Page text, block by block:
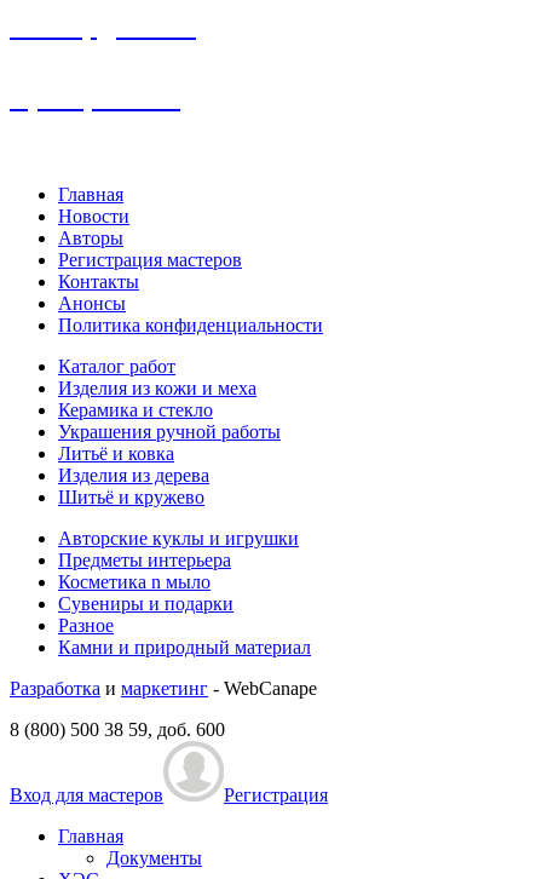
Главная
Новости
Авторы
Регистрация мастеров
Контакты
Анонсы
Политика конфиденциальности
Каталог работ
Изделия из кожи и меха
Керамика и стекло
Украшения ручной работы
Литьё и ковка
Изделия из дерева
Шитьё и кружево
Авторские куклы и игрушки
Предметы интерьера
Косметика n мыло
Сувениры и подарки
Разное
Камни и природный материал
Разработка и маркетинг - WebCanape
8 (800) 500 38 59, доб. 600
Вход для мастеров
Регистрация
Главная
Документы